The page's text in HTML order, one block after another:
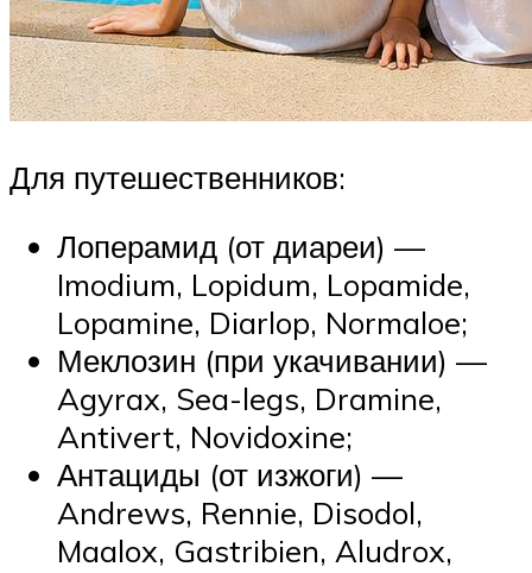
Для путешественников:
Лоперамид (от диареи) —
Imodium, Lopidum, Lopamide,
Lopamine, Diarlop, Normaloe;
Меклозин (при укачивании) —
Agyrax, Sea-legs, Dramine,
Antivert, Novidoxine;
Антациды (от изжоги) —
Andrews, Rennie, Disodol,
Maalox, Gastribien, Aludrox,